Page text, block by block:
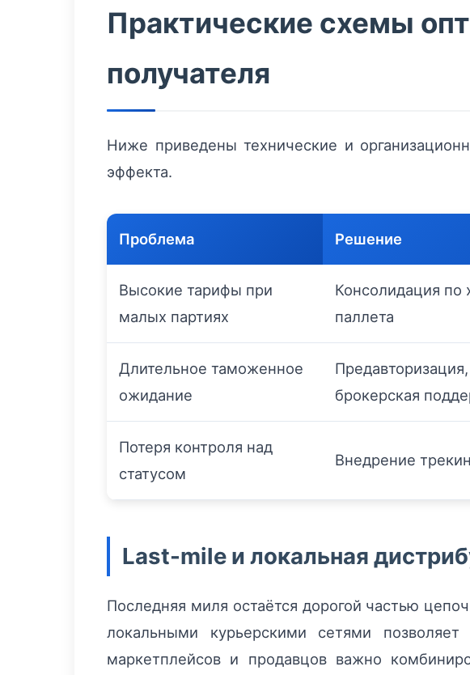
Практические схемы
получателя
Ниже приведены технические и
эффекта.
Проблема Решение
Высокие тарифы при
малых партиях
Консолидация по
паллета
Длительное таможенное
ожидание
брокерская
Потеря контроля над
статусом
Внедрение
Last-mile и локальная
Последняя миля остаётся дорогой частью
локальными курьерскими сетями
маркетплейсов и продавцов важно